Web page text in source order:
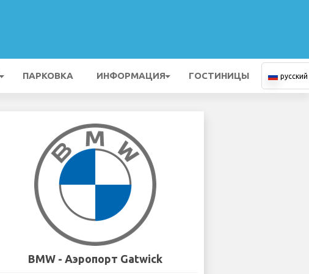
ПАРКОВКА ИНФОРМАЦИЯ ГОСТИНИЦЫ русский
BMW - Аэропорт Gatwick